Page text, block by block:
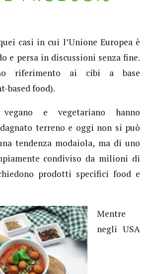
casi in cui l’Unione Europea è
e persa in discussioni senza fine.
riferimento ai cibi a base
based food).
e vegetariano hanno
terreno e oggi non si può
tendenza modaiola, ma di uno
condiviso da milioni di
prodotti specifici food e
Mentre
negli USA